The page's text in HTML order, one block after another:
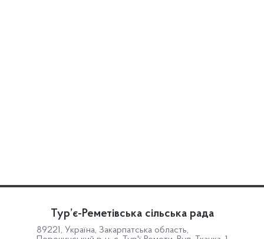
Тур’є-Реметівська сільська рада
89221, Україна, Закарпатська область,